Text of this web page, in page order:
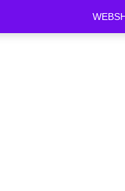
Vi holder lukket